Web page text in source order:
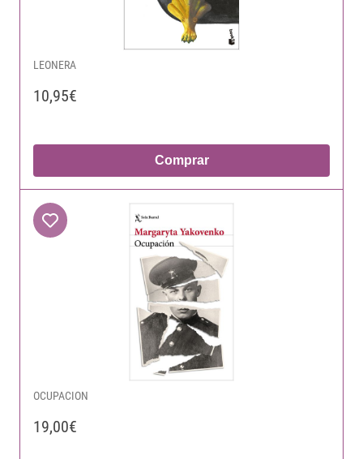
LEONERA
10,95€
Comprar
OCUPACION
19,00€